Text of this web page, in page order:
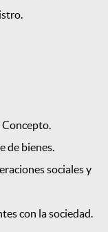
Concepto.
de bienes.
sociales y
con la sociedad.